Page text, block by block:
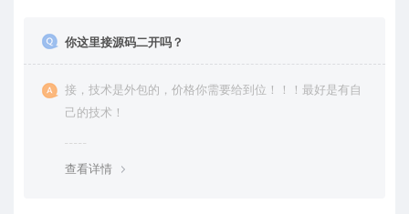
你这里接源码二开吗？
接，技术是外包的，价格你需要给到位！！！最好是有自
己的技术！
查看详情